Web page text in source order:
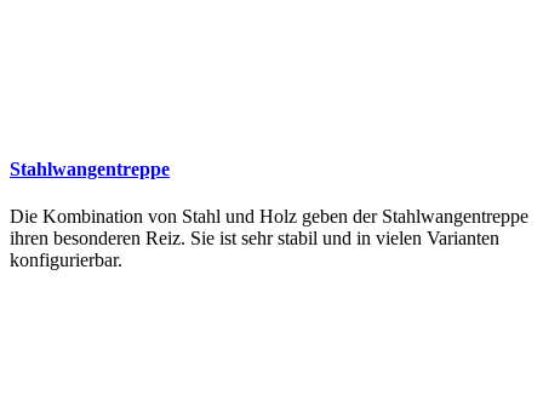
Stahlwangentreppe
Die Kombination von Stahl und Holz geben der Stahlwangentreppe
ihren besonderen Reiz. Sie ist sehr stabil und in vielen Varianten
konfigurierbar.